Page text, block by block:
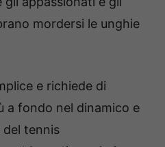
mordersi le unghie
e richiede di
a fondo nel dinamico e
del tennis